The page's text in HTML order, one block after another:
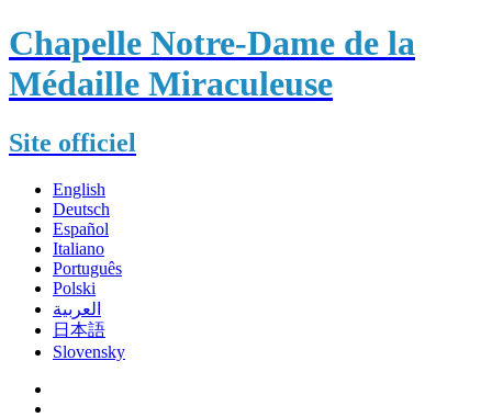
Chapelle Notre-Dame de la
Médaille Miraculeuse
Site officiel
English
Deutsch
Español
Italiano
Português
Polski
العربية
日本語
Slovensky